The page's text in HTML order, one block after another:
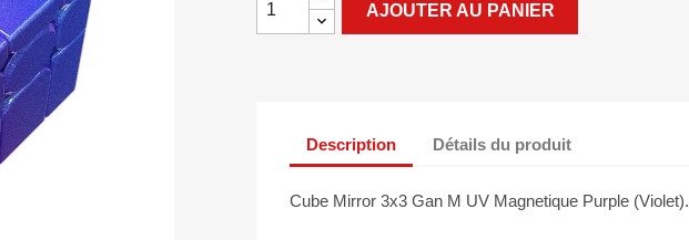
AJOUTER AU PANIER
Description Détails du produit
Cube Mirror 3x3 Gan M UV Magnetique Purple (Violet).